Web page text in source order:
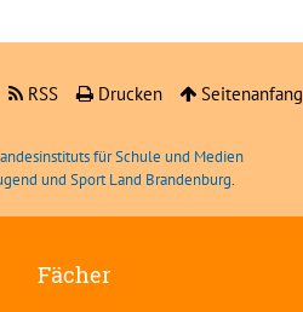
RSS Drucken Seitenanfang
für Schule und Medien
und Sport Land Brandenburg.
Fächer